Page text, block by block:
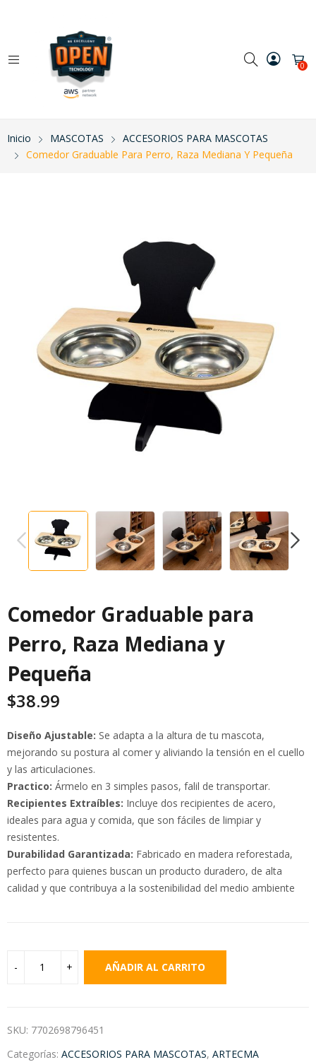
0
Inicio MASCOTAS
ACCESORIOS PARA MASCOTAS
Comedor Graduable Para Perro, Raza Mediana Y Pequeña
PREVIOUS
Comedor Graduable para
Perro, Raza Mediana y
Pequeña
$38.99
Diseño Ajustable: Se adapta a la altura de tu mascota,
mejorando su postura al comer y aliviando la tensión en el cuello
y las articulaciones.
Practico: Ármelo en 3 simples pasos, falil de transportar.
Recipientes Extraíbles: Incluye dos recipientes de acero,
ideales para agua y comida, que son fáciles de limpiar y
resistentes.
Durabilidad Garantizada: Fabricado en madera reforestada,
perfecto para quienes buscan un producto duradero, de alta
calidad y que contribuya a la sostenibilidad del medio ambiente
AÑADIR AL CARRITO
SKU: 7702698796451
Categorías: ACCESORIOS PARA MASCOTAS, ARTECMA